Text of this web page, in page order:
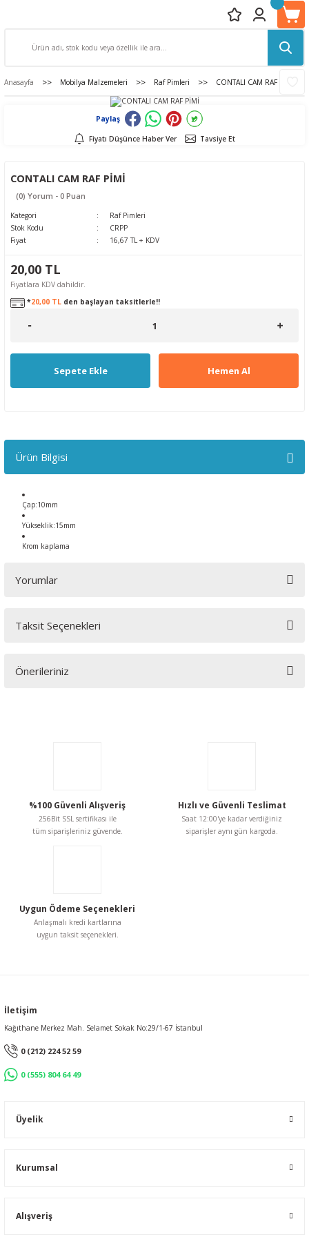
Anasayfa Mobilya Malzemeleri Raf Pimleri CONTALI CAM RAF PİMİ
Paylaş
Fiyatı Düşünce Haber Ver Tavsiye Et
CONTALI CAM RAF PİMİ
(0) Yorum - 0 Puan
Kategori
Raf Pimleri
Stok Kodu
CRPP
Fiyat
16,67 TL + KDV
20,00 TL
Fiyatlara KDV dahildir.
*20,00 TL den başlayan taksitlerle!!
Sepete Ekle Hemen Al
Ürün Bilgisi
Çap:10mm
Yükseklik:15mm
Krom kaplama
Yorumlar
Taksit Seçenekleri
Önerileriniz
Ürün açıklamasında eksik bilgiler bulunuyor.
Ürün bilgilerinde hatalar bulunuyor.
%100 Güvenli Alışveriş
256Bit SSL sertifikası ile
tüm siparişleriniz güvende.
Hızlı ve Güvenli Teslimat
Saat 12:00'ye kadar verdiğiniz
siparişler aynı gün kargoda.
Uygun Ödeme Seçenekleri
Anlaşmalı kredi kartlarına
uygun taksit seçenekleri.
İletişim
Kağıthane Merkez Mah. Selamet Sokak No:29/1-67 İstanbul
0 (212) 224 52 59
0 (555) 804 64 49
Üyelik
Kurumsal
Alışveriş